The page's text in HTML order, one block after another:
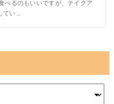
べるのもいいですが、テイクア
い...